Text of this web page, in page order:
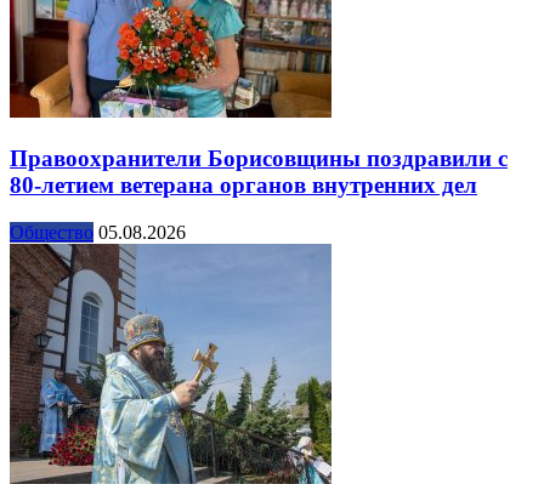
Правоохранители Борисовщины поздравили с
80-летием ветерана органов внутренних дел
Общество 05.08.2026